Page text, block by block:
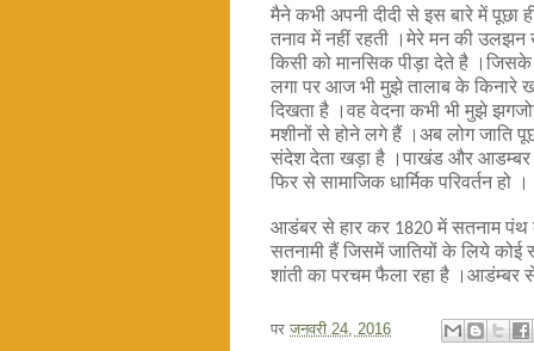
मैने कभी अपनी दीदी से इस बारे में
तनाव में नहीं रहती ।मेरे मन की उलझन
किसी को मानसिक पीड़ा देते है
लगा पर आज भी मुझे तालाब के किनारे
दिखता है ।वह वेदनाकभीभी मुझे
मशीनों से होने लगे हैं ।अब लोग जाति
संदेश देता खड़ा है ।पाखंड और आडम्बर
फिर से सामाजिक धार्मिक परिवर्तन हो ।
आडंबर से हार कर 1820 में सतनाम पंथ
सतनामी हैं जिसमें जातियों के लिये कोई
शांती का परचम फैला रहा है ।आडंम्बर
पर जनवरी 24, 2016